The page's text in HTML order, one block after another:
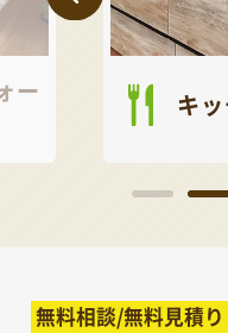
ー キ
無料相談/無料見積り